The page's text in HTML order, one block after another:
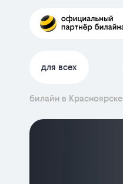
для всех
билайн в Красноярске